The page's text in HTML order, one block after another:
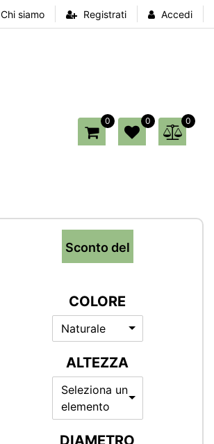
Chi siamo Registrati Accedi
0 0 0
Sconto del
COLORE
Naturale
ALTEZZA
Seleziona un
elemento